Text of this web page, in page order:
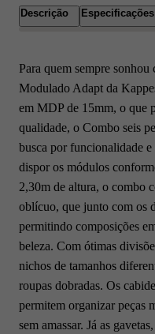
Descrição
Para quem sempre
Modulado Adapt da
em MDP de 15mm, o que
qualidade, o Combo seis
busca por funcionalidade
dispor os módulos
2,30m de altura, o combo
oblícuo, que junto com os
permitindo composições
beleza. Com ótimas
nichos de tamanhos
roupas dobradas. Os
permitem organizar peças
sem amassar. Já as